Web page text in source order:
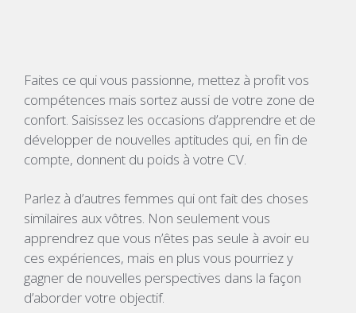
Faites ce qui vous passionne, mettez à profit vos
compétences mais sortez aussi de votre zone de
confort. Saisissez les occasions d’apprendre et de
développer de nouvelles aptitudes qui, en fin de
compte, donnent du poids à votre CV.
Parlez à d’autres femmes qui ont fait des choses
similaires aux vôtres. Non seulement vous
apprendrez que vous n’êtes pas seule à avoir eu
ces expériences, mais en plus vous pourriez y
gagner de nouvelles perspectives dans la façon
d’aborder votre objectif.